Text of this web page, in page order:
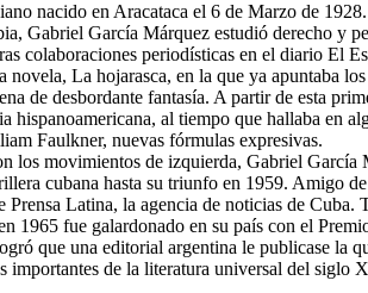
nacido en Aracataca el 6 de Marzo de
Gabriel García Márquez estudió derecho y
colaboraciones periodísticas en el diario El
novela, La hojarasca, en la que ya apuntaba
de desbordante fantasía. A partir de esta
hispanoamericana, al tiempo que hallaba en
Faulkner, nuevas fórmulas expresivas.
los movimientos de izquierda, Gabriel García
cubana hasta su triunfo en 1959. Amigo
Prensa Latina, la agencia de noticias de Cuba.
1965 fue galardonado en su país con el
que una editorial argentina le publicase la
importantes de la literatura universal del siglo